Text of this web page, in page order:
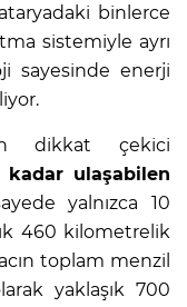
binlerce
sistemiyle ayrı
sayesinde enerji
dikkat çekici
kadar ulaşabilen
yalnızca 10
460 kilometrelik
toplam menzil
yaklaşık 700